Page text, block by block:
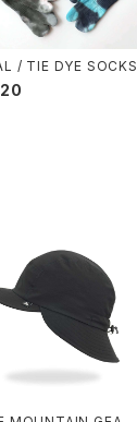
/ TIE DYE SOCKS